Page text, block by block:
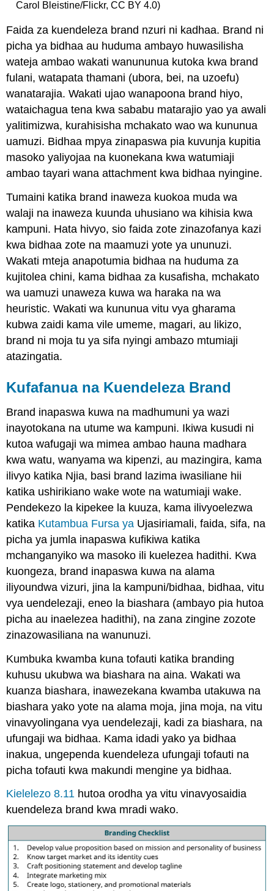
Carol Bleistine/Flickr, CC BY 4.0)
Faida za kuendeleza brand nzuri ni kadhaa. Brand ni
picha ya bidhaa au huduma ambayo huwasilisha
wateja ambao wakati wanununua kutoka kwa brand
fulani, watapata thamani (ubora, bei, na uzoefu)
wanatarajia. Wakati ujao wanapoona brand hiyo,
wataichagua tena kwa sababu matarajio yao ya awali
yalitimizwa, kurahisisha mchakato wao wa kununua
uamuzi. Bidhaa mpya zinapaswa pia kuvunja kupitia
masoko yaliyojaa na kuonekana kwa watumiaji
ambao tayari wana attachment kwa bidhaa nyingine.
Tumaini katika brand inaweza kuokoa muda wa
walaji na inaweza kuunda uhusiano wa kihisia kwa
kampuni. Hata hivyo, sio faida zote zinazofanya kazi
kwa bidhaa zote na maamuzi yote ya ununuzi.
Wakati mteja anapotumia bidhaa na huduma za
kujitolea chini, kama bidhaa za kusafisha, mchakato
wa uamuzi unaweza kuwa wa haraka na wa
heuristic. Wakati wa kununua vitu vya gharama
kubwa zaidi kama vile umeme, magari, au likizo,
brand ni moja tu ya sifa nyingi ambazo mtumiaji
atazingatia.
Kufafanua na Kuendeleza Brand
Brand inapaswa kuwa na madhumuni ya wazi
inayotokana na utume wa kampuni. Ikiwa kusudi ni
kutoa wafugaji wa mimea ambao hauna madhara
kwa watu, wanyama wa kipenzi, au mazingira, kama
ilivyo katika Njia, basi brand lazima iwasiliane hii
katika ushirikiano wake wote na watumiaji wake.
Pendekezo la kipekee la kuuza, kama ilivyoelezwa
katika Kutambua Fursa ya Ujasiriamali, faida, sifa, na
picha ya jumla inapaswa kufikiwa katika
mchanganyiko wa masoko ili kuelezea hadithi. Kwa
kuongeza, brand inapaswa kuwa na alama
iliyoundwa vizuri, jina la kampuni/bidhaa, bidhaa, vitu
vya uendelezaji, eneo la biashara (ambayo pia hutoa
picha au inaelezea hadithi), na zana zingine zozote
zinazowasiliana na wanunuzi.
Kumbuka kwamba kuna tofauti katika branding
kuhusu ukubwa wa biashara na aina. Wakati wa
kuanza biashara, inawezekana kwamba utakuwa na
biashara yako yote na alama moja, jina moja, na vitu
vinavyolingana vya uendelezaji, kadi za biashara, na
ufungaji wa bidhaa. Kama idadi yako ya bidhaa
inakua, ungependa kuendeleza ufungaji tofauti na
picha tofauti kwa makundi mengine ya bidhaa.
Kielelezo 8.11 hutoa orodha ya vitu vinavyosaidia
kuendeleza brand kwa mradi wako.